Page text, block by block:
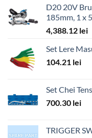
D20 20V
185mm, 1 x
4,388.12 lei
Set Lere
104.21 lei
Set Chei
700.30 lei
TRIGGER